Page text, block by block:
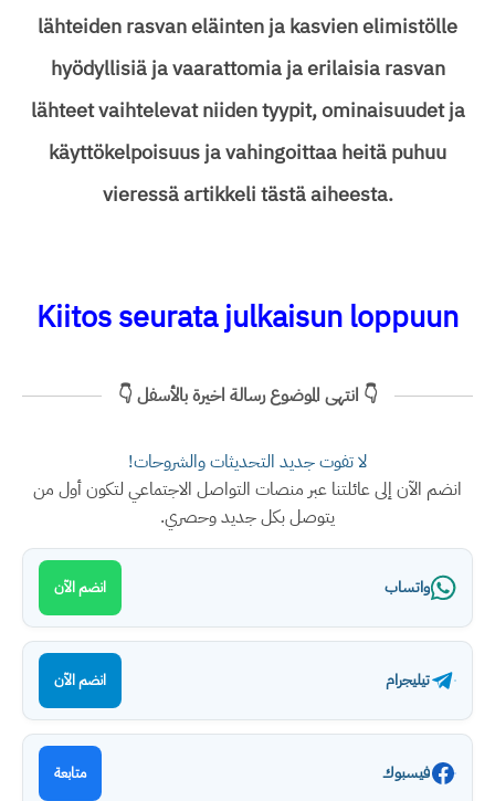
lähteiden rasvan eläinten ja kasvien elimistölle
hyödyllisiä ja vaarattomia ja erilaisia ​​rasvan
lähteet vaihtelevat niiden tyypit, ominaisuudet ja
käyttökelpoisuus ja vahingoittaa heitä puhuu
vieressä artikkeli tästä aiheesta.
Kiitos seurata julkaisun loppuun
👇 انتهى الموضوع رسالة اخيرة بالأسفل 👇
لا تفوت جديد التحديثات والشروحات!
انضم الآن إلى عائلتنا عبر منصات التواصل الاجتماعي لتكون أول من
يتوصل بكل جديد وحصري.
واتساب انضم الآن
تيليجرام انضم الآن
فيسبوك متابعة